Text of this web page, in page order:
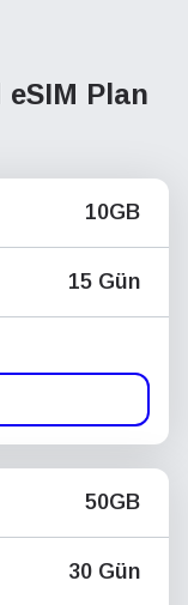
eSIM Plan
10GB
15 Gün
50GB
30 Gün